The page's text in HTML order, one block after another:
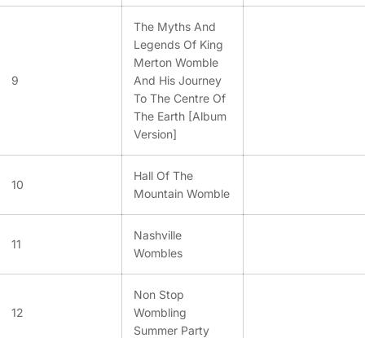
9
The Myths And
Legends Of King
Merton Womble
And His Journey
To The Centre Of
The Earth [Album
Version]
10
Hall Of The
Mountain Womble
11
Nashville
Wombles
12
Non Stop
Wombling
Summer Party